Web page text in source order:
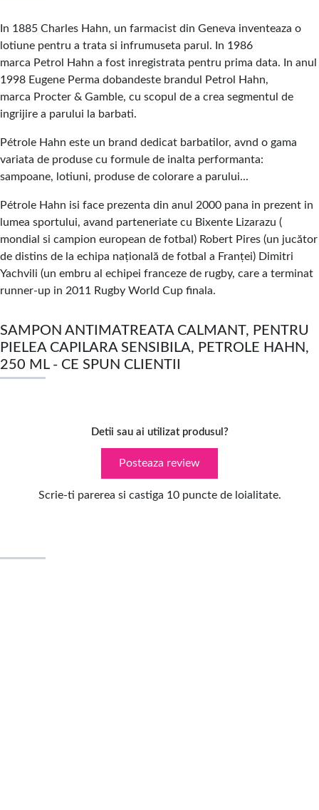
In 1885 Charles Hahn, un farmacist din Geneva inventeaza o
lotiune pentru a trata si infrumuseta parul. In 1986
marca Petrol Hahn a fost inregistrata pentru prima data. In anul
1998 Eugene Perma dobandeste brandul Petrol Hahn,
marca Procter & Gamble, cu scopul de a crea segmentul de
ingrijire a parului la barbati.
Pétrole Hahn este un brand dedicat barbatilor, avnd o gama
variata de produse cu formule de inalta performanta:
sampoane, lotiuni, produse de colorare a parului...
Pétrole Hahn isi face prezenta din anul 2000 pana in prezent in
lumea sportului, avand parteneriate cu Bixente Lizarazu (
mondial si campion european de fotbal) Robert Pires (un jucător
de distins de la echipa națională de fotbal a Franței) Dimitri
Yachvili (un embru al echipei franceze de rugby, care a terminat
runner-up in 2011 Rugby World Cup finala.
SAMPON ANTIMATREATA CALMANT, PENTRU
PIELEA CAPILARA SENSIBILA, PETROLE HAHN,
250 ML - CE SPUN CLIENTII
Detii sau ai utilizat produsul?
Posteaza review
Scrie-ti parerea si castiga 10 puncte de loialitate.